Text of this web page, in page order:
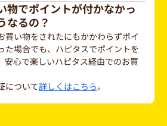
物でポイントが付かなかっ
なるの？
買い物をされたにもかかわらずポイ
た場合でも、ハピタスでポイントを
安心で楽しいハピタス経由でのお買
について詳しくはこちら。